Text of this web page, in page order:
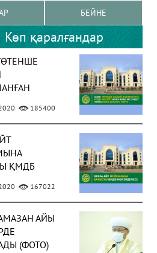
БЕЙНЕ
Көп қаралғандар
БЕС
ОҚУҒА
ПӘТУА
185400
ҚМДБ
167022
АЙЫ
(ФОТО)